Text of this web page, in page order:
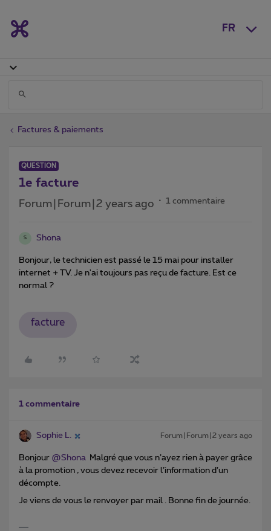
FR
Factures & paiements
QUESTION
1e facture
Forum|Forum|2 years ago 1 commentaire
S Shona
Bonjour, le technicien est passé le 15 mai pour installer
internet + TV. Je n'ai toujours pas reçu de facture. Est ce
normal ?
facture
1 commentaire
Sophie L. Forum|Forum|2 years ago
Bonjour @Shona Malgré que vous n’ayez rien à payer grâce
à la promotion , vous devez recevoir l’information d’un
décompte.
Je viens de vous le renvoyer par mail . Bonne fin de journée.